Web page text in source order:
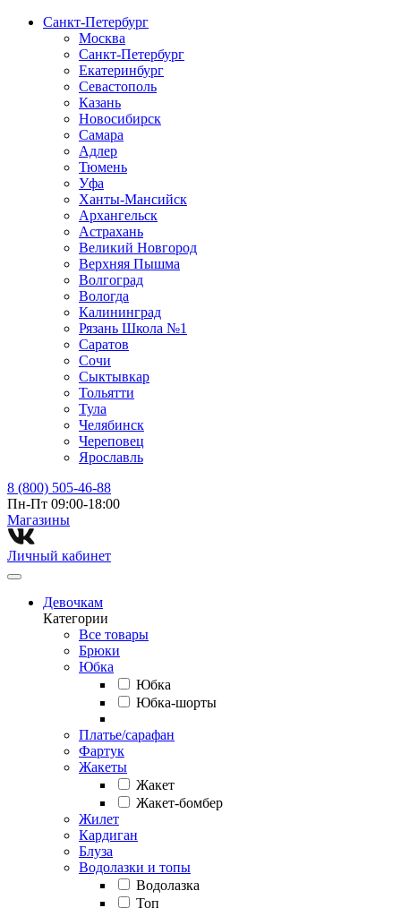
Санкт-Петербург
Москва
Санкт-Петербург
Екатеринбург
Севастополь
Казань
Новосибирск
Самара
Адлер
Тюмень
Уфа
Ханты-Мансийск
Архангельск
Астрахань
Великий Новгород
Верхняя Пышма
Волгоград
Вологда
Калининград
Рязань Школа №1
Саратов
Сочи
Сыктывкар
Тольятти
Тула
Челябинск
Череповец
Ярославль
8 (800) 505-46-88
Пн-Пт 09:00-18:00
Магазины⁠
Личный кабинет
Девочкам
Категории
Все товары
Брюки
Юбка
Юбка
Юбка-шорты
Платье/сарафан
Фартук
Жакеты
Жакет
Жакет-бомбер
Жилет
Кардиган
Блуза
Водолазки и топы
Водолазка
Топ